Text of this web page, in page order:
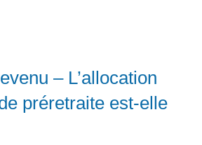
– L’allocation
préretraite est-elle